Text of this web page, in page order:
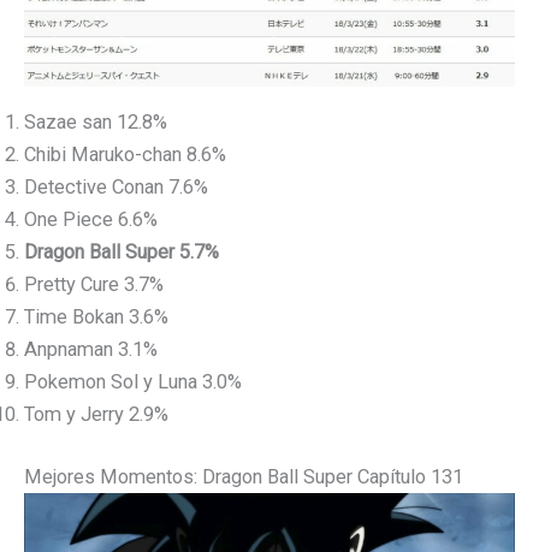
Sazae san 12.8%
Chibi Maruko-chan 8.6%
Detective Conan 7.6%
One Piece 6.6%
Dragon Ball Super 5.7%
Pretty Cure 3.7%
Time Bokan 3.6%
Anpnaman 3.1%
Pokemon Sol y Luna 3.0%
Tom y Jerry 2.9%
Mejores Momentos: Dragon Ball Super Capítulo 131